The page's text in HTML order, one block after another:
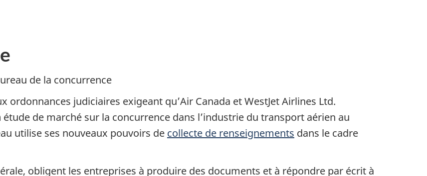
de la concurrence
ordonnances judiciaires exigeant qu’Air Canada etWestJet Airlines Ltd.
de marché sur la concurrence dans l’industrie du transport aérien au
utilise ses nouveaux pouvoirs de collecte de renseignements dans le cadre
obligent les entreprises à produire des documents et à répondre par écrit à